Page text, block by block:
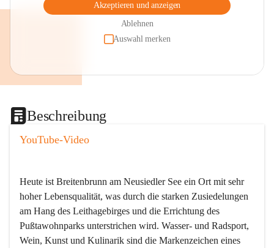
Akzeptieren und anzeigen
Ablehnen
Auswahl merken
Beschreibung
YouTube-Video
Heute ist Breitenbrunn am Neusiedler See ein Ort mit sehr
hoher Lebensqualität, was durch die starken Zusiedelungen
am Hang des Leithagebirges und die Errichtung des
Pußtawohnparks unterstrichen wird. Wasser- und Radsport,
Wein, Kunst und Kulinarik sind die Markenzeichen eines